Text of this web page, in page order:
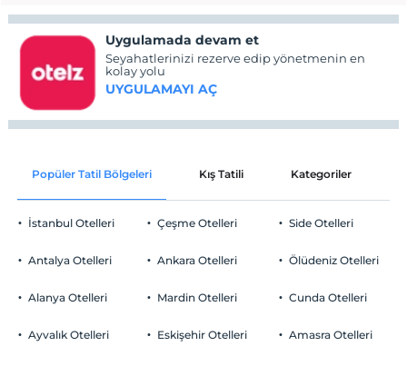
Uygulamada devam et
Seyahatlerinizi rezerve edip yönetmenin en
kolay yolu
UYGULAMAYI AÇ
Popüler Tatil Bölgeleri Kış Tatili Kategoriler
İstanbul Otelleri
Antalya Otelleri
Alanya Otelleri
Ayvalık Otelleri
Çeşme Otelleri
Ankara Otelleri
Mardin Otelleri
Eskişehir Otelleri
Side Otelleri
Ölüdeniz Otelleri
Cunda Otelleri
Amasra Otelleri